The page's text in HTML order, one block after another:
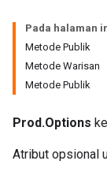
Pada halaman
Metode Publik
Metode Warisan
Metode Publik
Prod.Options
Atribut opsional